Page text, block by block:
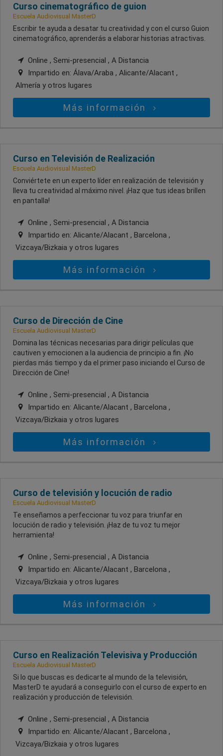
Curso cinematográfico de guion
Escuela Audiovisual MasterD
Escribir te ayuda a desatar tu creatividad y con el curso Guion
cinematográfico, aprenderás a elaborar historias atractivas.
Online , Semi-presencial , A Distancia
Impartido en: Álava/Araba , Alicante/Alacant ,
Almería y otros lugares
Más información
Curso en Televisión de Realización
Escuela Audiovisual MasterD
Conviértete en un experto líder en realización de televisión y
lleva tu creatividad al máximo nivel. ¡Haz que tus ideas brillen
en pantalla!
Online , Semi-presencial , A Distancia
Impartido en: Alicante/Alacant , Barcelona ,
Vizcaya/Bizkaia y otros lugares
Más información
Curso de Dirección de Cine
Escuela Audiovisual MasterD
Domina las técnicas necesarias para dirigir películas que
cautiven y emocionen a la audiencia de principio a fin. ¡No
pierdas más tiempo y da el primer paso iniciando el Curso de
Dirección de Cine!
Online , Semi-presencial , A Distancia
Impartido en: Alicante/Alacant , Barcelona ,
Vizcaya/Bizkaia y otros lugares
Más información
Curso de televisión y locución de radio
Escuela Audiovisual MasterD
Te enseñamos a perfeccionar tu voz para triunfar en
locución de radio y televisión. ¡Haz de tu voz tu mejor
herramienta!
Online , Semi-presencial , A Distancia
Impartido en: Alicante/Alacant , Barcelona ,
Vizcaya/Bizkaia y otros lugares
Más información
Curso en Realización Televisiva y Producción
Escuela Audiovisual MasterD
Si lo que buscas es dedicarte al mundo de la televisión,
MasterD te ayudará a conseguirlo con el curso de experto en
realización y producción de televisión.
Online , Semi-presencial , A Distancia
Impartido en: Alicante/Alacant , Barcelona ,
Vizcaya/Bizkaia y otros lugares